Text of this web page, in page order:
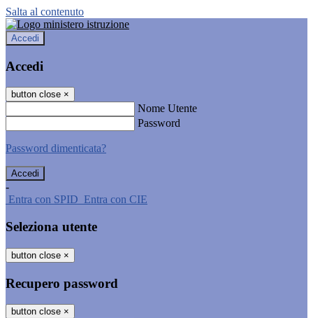
Salta al contenuto
Accedi
Accedi
button close ×
Nome Utente
Password
Password dimenticata?
-
Entra con SPID Entra con CIE
Seleziona utente
button close ×
Recupero password
button close ×